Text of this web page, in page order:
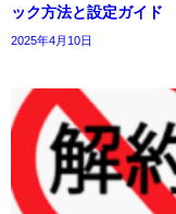
ック方法と設定ガイド
2025年4月10日